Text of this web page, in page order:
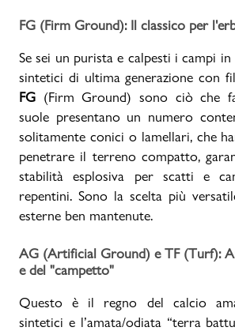
FG (Firm Ground): Il classico per
Se sei un purista e calpesti i campi
sintetici di ultima generazione con
FG (Firm Ground) sono ciò che
suole presentano un numero
solitamente conici o lamellari, che
penetrare il terreno compatto,
stabilità esplosiva per scatti e
repentini. Sono la scelta più
esterne ben mantenute.
AG (Artificial Ground) e TF (Turf):
e del "campetto"
Questo è il regno del calcio
sintetici e l’amata/odiata “terra